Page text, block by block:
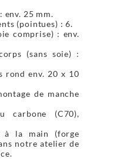
env. 25 mm.
(pointues) : 6.
comprise) : env.
(sans soie) :
rond env. 20 x 10
de manche
carbone (C70),
à la main (forge
notre atelier de